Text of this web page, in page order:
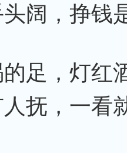
阔，挣钱
足，灯红
抚，一看